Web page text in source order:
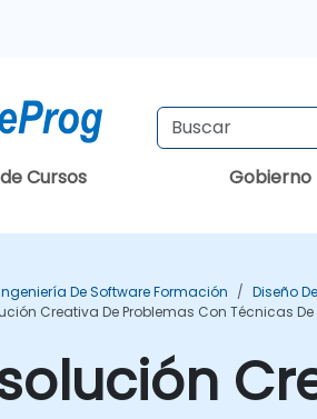
Cursos Gobierno
De Software Formación Diseño
Creativa De Problemas Con Técnicas